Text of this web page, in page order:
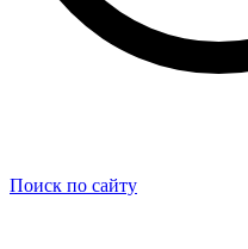
Поиск по сайту